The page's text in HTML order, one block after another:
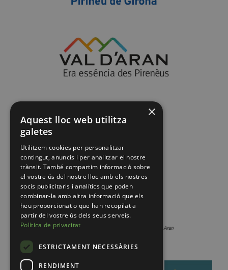
×
Aquest lloc web utilitza
galetes
Utilitzem cookies per personalitzar
contingut, anuncis i per analitzar el nostre
trànsit. També compartim informació sobre
el vostre ús del nostre lloc amb els nostres
socis publicitaris i analítics que poden
combinar-la amb altra informació que els
heu proporcionat o que han recopilat a
partir del vostre ús dels seus serveis.
Política de privacitat
ESTRICTAMENT NECESSÀRIES
RENDIMENT